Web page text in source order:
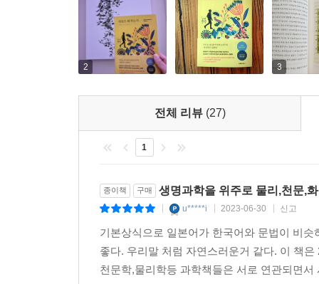
더 큰 규모의 사례는 공룡이 멸종한 원인으로
수명은 유전적으로 프로그램되어 있어서 종
질병이지만 그것은 대개 노화, 즉 세포의 기능
것일까? 저자는 말한다. 만약 몸속의 세포가 늙
날로 발전하는 수명 연장 과학
죽음이 필연이라는 사실은 알지만, 인류는 수명
적당량 줄이는 것이다. 그러면 대사량이 감소해
쥐를 활용한 유전자 실험들에서는 장수효과뿐 아
질병도 없는 벌거숭이두더지쥐에 관한 연구도
이러한 연구들이 다 성공해서 사람의 수명이 획기
2 3
전체 리뷰 (27)
1
종이책 구매 생명과학을 위주로 물리,천문,
u*****i 2023-06-30 신고
기본상식으로 일본어가 한국어와 문법이 비
좋다. 우리말 처럼 자연스러운거 같다. 이 책
천문학,물리학등 과학책들은 서로 연관되면